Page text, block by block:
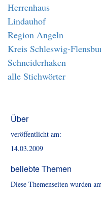
Herrenhaus
Lindauhof
Region Angeln
Kreis Schleswig-
Schneiderhaken
alle Stichwörter
Über
veröffentlicht am:
14.03.2009
beliebte Themen
Diese Themenseiten wurden